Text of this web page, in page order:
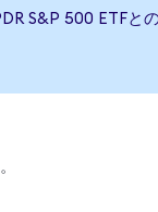
S&P 500 ETF